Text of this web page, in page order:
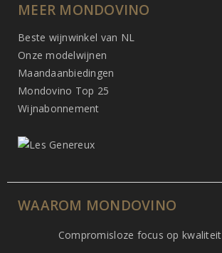
MEER MONDOVINO
Beste wijnwinkel van NL
Onze modelwijnen
Maandaanbiedingen
Mondovino Top 25
Wijnabonnement
WAAROM MONDOVINO
Compromisloze focus op kwaliteit